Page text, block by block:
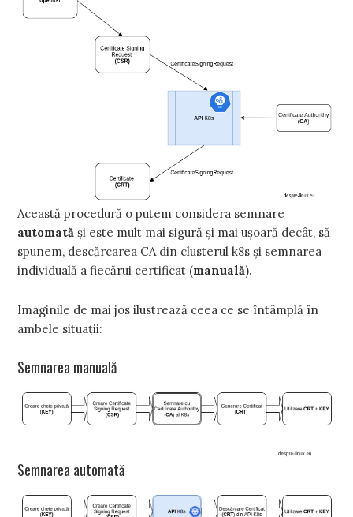
Această procedură o putem considera semnare
automată și este mult mai sigură și mai ușoară decât, să
spunem, descărcarea CA din clusterul k8s și semnarea
individuală a fiecărui certificat (manuală).
Imaginile de mai jos ilustrează ceea ce se întâmplă în
ambele situații:
Semnarea manuală
Semnarea automată